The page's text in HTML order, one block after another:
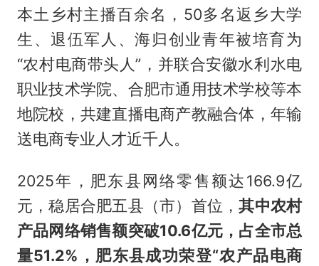
本土乡村主播百余名，50多名返乡大学
生、退伍军人、海归创业青年被培育为
“农村电商带头人”，并联合安徽水利水电
职业技术学院、合肥市通用技术学校等本
地院校，共建直播电商产教融合体，年输
送电商专业人才近千人。
2025年，肥东县网络零售额达166.9亿
元，稳居合肥五县（市）首位，其中农村
产品网络销售额突破10.6亿元，占全市总
量51.2%，肥东县成功荣登“农产品电商